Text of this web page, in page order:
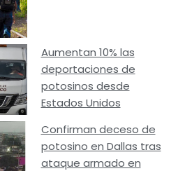
Aumentan 10% las
deportaciones de
potosinos desde
Estados Unidos
Confirman deceso de
potosino en Dallas tras
ataque armado en